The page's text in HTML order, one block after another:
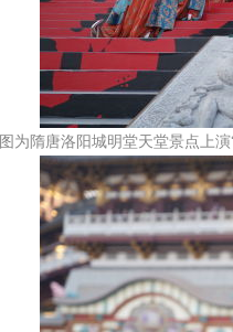
图为隋唐洛阳城明堂天堂景点上